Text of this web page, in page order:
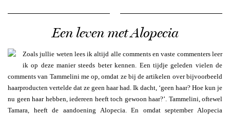
Een leven met Alopecia
Zoals jullie weten lees ik altijd alle comments en vaste commenters leer
ik op deze manier steeds beter kennen. Een tijdje geleden vielen de
comments van Tammelini me op, omdat ze bij de artikelen over bijvoorbeeld
haarproducten vertelde dat ze geen haar had. Ik dacht, ‘geen haar? Hoe kun je
nu geen haar hebben, iedereen heeft toch gewoon haar?’. Tammelini, oftewel
Tamara, heeft de aandoening Alopecia. En omdat september Alopecia